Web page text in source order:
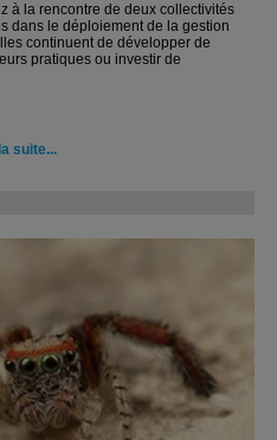
à la rencontre de deux collectivités
dans le déploiement de la gestion
continuent de développer de
pratiques ou investir de
suite...